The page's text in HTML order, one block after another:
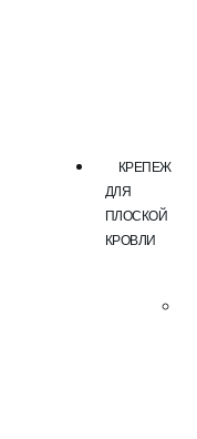
КРЕПЕЖ
ДЛЯ
ПЛОСКОЙ
КРОВЛИ